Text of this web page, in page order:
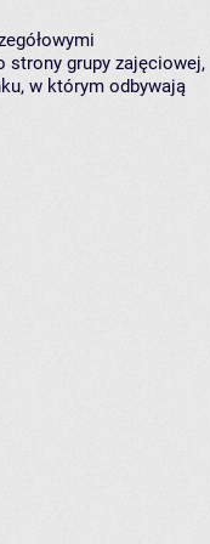
strony grupy zajęciowej,
w którym odbywają